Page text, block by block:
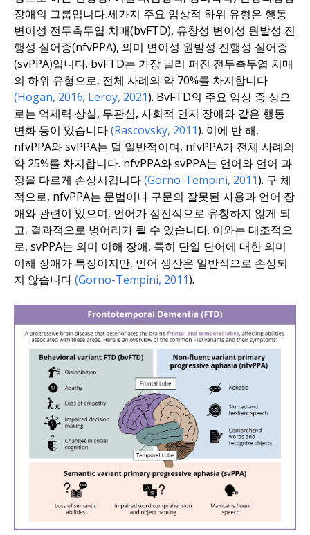
장애의 그룹입니다.세가지 주요 임상적 하위 유형은 행동
변이성 전두측두엽 치매(bvFTD), 유창성 변이성 원발성 진
행성 실어증(nfvPPA), 의미 변이성 원발성 진행성 실어증
(svPPA)입니다. bvFTD는 가장 널리 퍼진 전두측두엽 치매
의 하위 유형으로, 전체 사례의 약 70%를 차지합니다
(Hogan, 2016; Leroy, 2021). BvFTD의 주요 임상 증 상으
로는 억제력 상실, 무관심, 사회적 인지 장애와 같은 행동
변화 등이 있습니다(Rascovsky, 2011). 이에 반해,
nfvPPA와 svPPA는 덜 일반적이며, nfvPPA가 전체 사례의
약 25%를 차지합니다. nfvPPA와 svPPA는 언어와 언어 과
정을 다르게 손상시킵니다(Gorno-Tempini, 2011). 구 체
적으로, nfvPPA는 문법이나 구문의 잘못된 사용과 언어 장
애와 관련이 있으며, 언어가 점진적으로 유창하지 않게 되
고, 결과적으로 벙어리가 될 수 있습니다. 이와는 대조적으
로, svPPA는 의미 이해 장애, 특히 단일 단어에 대한 의미
이해 장애가 특징이지만, 언어 생산은 일반적으로 손상되
지 않습니다(Gorno-Tempini, 2011).